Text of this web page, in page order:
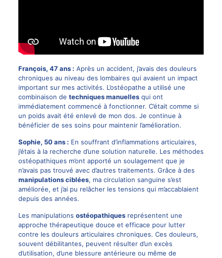
François, 47 ans : Après un accident, j’avais des douleurs
chroniques au niveau des lombaires qui avaient un impact
important sur mes activités. L’ostéopathe a utilisé une
combinaison de techniques manuellesqui ont
immédiatement commencé à fonctionner. C’était comme si
un poids avait été enlevé de mon dos. Je continue à
bénéficier de ses soins pour maintenir l’amélioration.
Sophie, 50 ans : En souffrant d’inflammations articulaires,
j’étais à la recherche d’une solution naturelle. Les méthodes
ostéopathiques m’ont apporté un soulagement que je
n’avais pas trouvé avec d’autres traitements. Grâce à des
manipulations ciblées, ma circulation sanguine s’est
améliorée, et j’ai pu relâcher les tensions qui m’accablaient
depuis des années.
Les manipulations ostéopathiquesreprésentent une
approche thérapeutique douce et efficace pour lutter
contre les douleurs articulaires chroniques. Ces douleurs,
souvent débilitantes, peuvent résulter d’un excès
d’utilisation, d’une blessure antérieure ou même de